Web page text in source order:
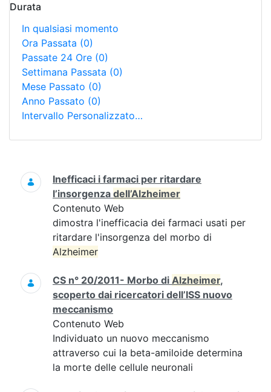
Durata
In qualsiasi momento
Ora Passata (0)
Passate 24 Ore (0)
Settimana Passata (0)
Mese Passato (0)
Anno Passato (0)
Intervallo Personalizzato…
Ricerca
Inefficaci i farmaci per ritardare
l’insorgenza dell’Alzheimer
Contenuto Web
dimostra l'inefficacia dei farmaci usati per
ritardare l'insorgenza del morbo di
Alzheimer
CS n° 20/2011- Morbo di Alzheimer,
scoperto dai ricercatori dell’ISS nuovo
meccanismo
Contenuto Web
Individuato un nuovo meccanismo
attraverso cui la beta-amiloide determina
la morte delle cellule neuronali